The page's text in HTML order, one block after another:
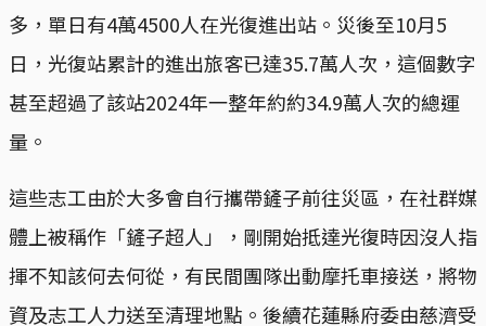
多，單日有4萬4500人在光復進出站。災後至10月5
日，光復站累計的進出旅客已達35.7萬人次，這個數字
甚至超過了該站2024年一整年約約34.9萬人次的總運
量。
這些志工由於大多會自行攜帶鏟子前往災區，在社群媒
體上被稱作「鏟子超人」，剛開始抵達光復時因沒人指
揮不知該何去何從，有民間團隊出動摩托車接送，將物
資及志工人力送至清理地點。後續花蓮縣府委由慈濟受